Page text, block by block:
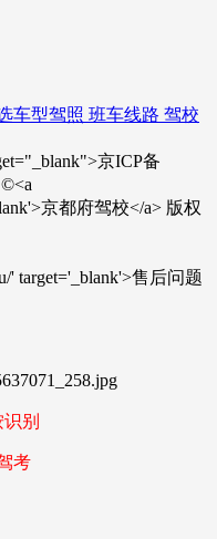
车型驾照 班车线路 驾校
京ICP备
京都府驾校</a> 版权
' target='_blank'>售后问题
别
考